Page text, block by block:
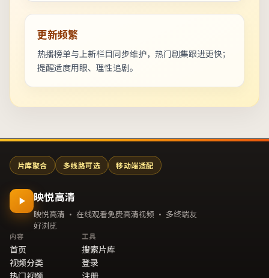
更新频繁
热播榜单与上新栏目同步维护，热门剧集跟进更快；
提醒适度用眼、理性追剧。
片库聚合 多线路可选 移动端适配
映悦高清
映悦高清 · 在线观看免费高清视频 · 多终端友
好浏览
内容
首页
视频分类
工具
搜索片库
登录